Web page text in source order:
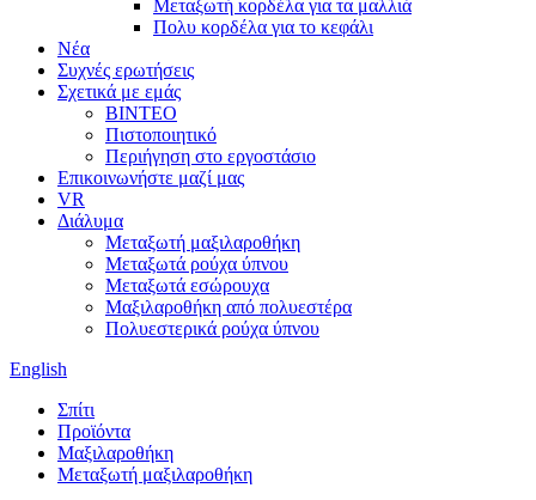
Μεταξωτή κορδέλα για τα μαλλιά
Πολυ κορδέλα για το κεφάλι
Νέα
Συχνές ερωτήσεις
Σχετικά με εμάς
ΒΙΝΤΕΟ
Πιστοποιητικό
Περιήγηση στο εργοστάσιο
Επικοινωνήστε μαζί μας
VR
Διάλυμα
Μεταξωτή μαξιλαροθήκη
Μεταξωτά ρούχα ύπνου
Μεταξωτά εσώρουχα
Μαξιλαροθήκη από πολυεστέρα
Πολυεστερικά ρούχα ύπνου
English
Σπίτι
Προϊόντα
Μαξιλαροθήκη
Μεταξωτή μαξιλαροθήκη